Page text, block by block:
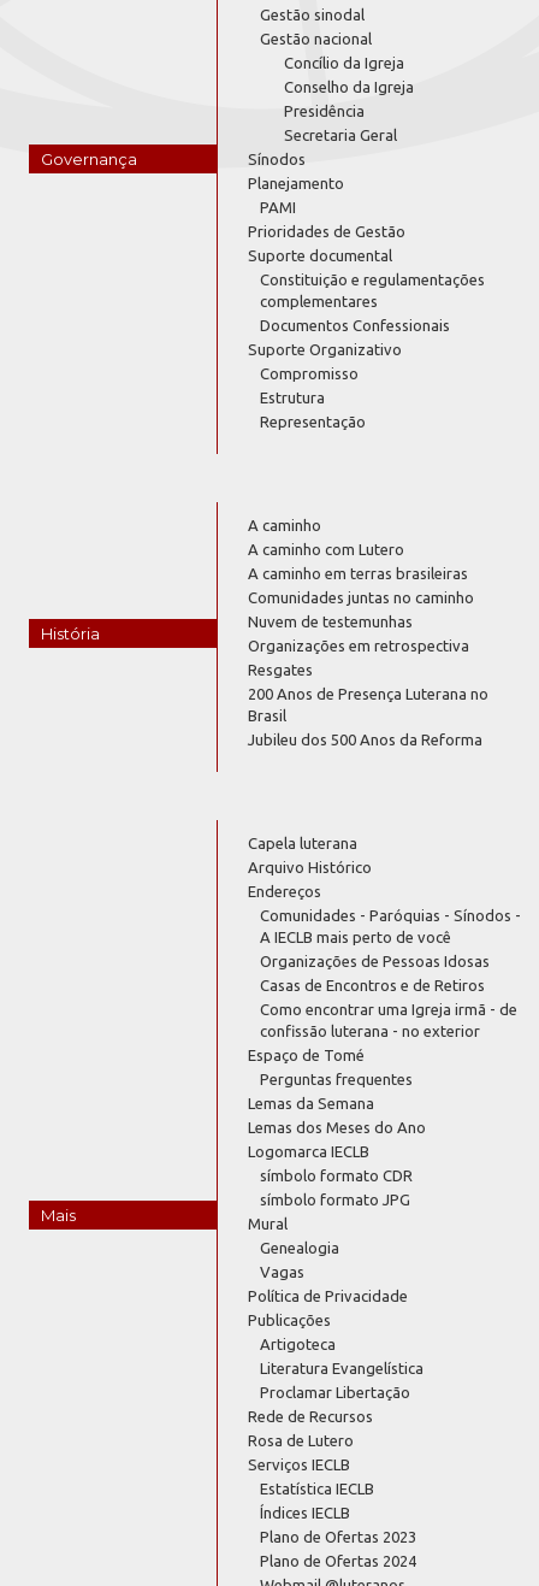
Governança
Gestão sinodal
Gestão nacional
Concílio da Igreja
Conselho da Igreja
Presidência
Secretaria Geral
Sínodos
Planejamento
PAMI
Prioridades de Gestão
Suporte documental
Constituição e regulamentações
complementares
Documentos Confessionais
Suporte Organizativo
Compromisso
Estrutura
Representação
História
A caminho
A caminho com Lutero
A caminho em terras brasileiras
Comunidades juntas no caminho
Nuvem de testemunhas
Organizações em retrospectiva
Resgates
200 Anos de Presença Luterana no
Brasil
Jubileu dos 500 Anos da Reforma
Mais
Capela luterana
Arquivo Histórico
Endereços
Comunidades - Paróquias - Sínodos -
A IECLB mais perto de você
Organizações de Pessoas Idosas
Casas de Encontros e de Retiros
Como encontrar uma Igreja irmã - de
confissão luterana - no exterior
Espaço de Tomé
Perguntas frequentes
Lemas da Semana
Lemas dos Meses do Ano
Logomarca IECLB
símbolo formato CDR
símbolo formato JPG
Mural
Genealogia
Vagas
Política de Privacidade
Publicações
Artigoteca
Literatura Evangelística
Proclamar Libertação
Rede de Recursos
Rosa de Lutero
Serviços IECLB
Estatística IECLB
Índices IECLB
Plano de Ofertas 2023
Plano de Ofertas 2024